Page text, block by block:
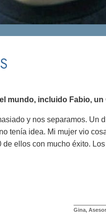
mundo, incluido Fabio, un
y nos separamos. Un
tenía idea. Mi mujer vio
ellos con mucho éxito.
Gina,